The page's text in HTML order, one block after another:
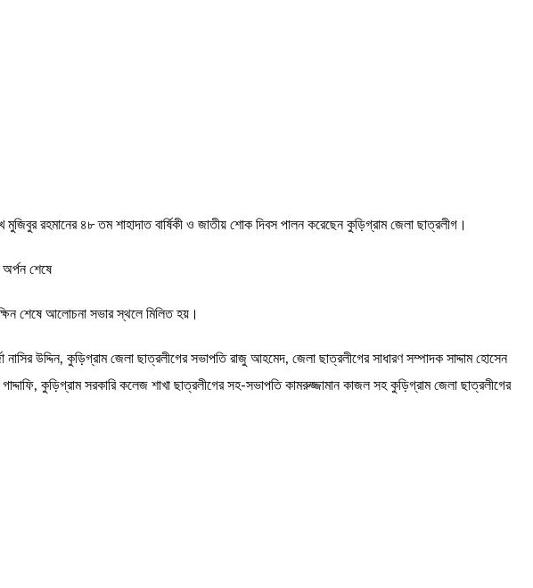
মুজিবুর রহমানের ৪৮ তম শাহাদাত বার্ষিকী ও জাতীয় শোক দিবস পালন করেছেন কুড়িগ্রাম জেলা ছাত্রলীগ।
শেষে
শেষে আলোচনা সভার স্থলে মিলিত হয়।
উদ্দিন, কুড়িগ্রাম জেলা ছাত্রলীগের সভাপতি রাজু আহমেদ, জেলা ছাত্রলীগের সাধারণ সম্পাদক সাদ্দাম হোসেন
কুড়িগ্রাম সরকারি কলেজ শাখা ছাত্রলীগের সহ-সভাপতি কামরুজ্জামান কাজল সহ কুড়িগ্রাম জেলা ছাত্রলীগের